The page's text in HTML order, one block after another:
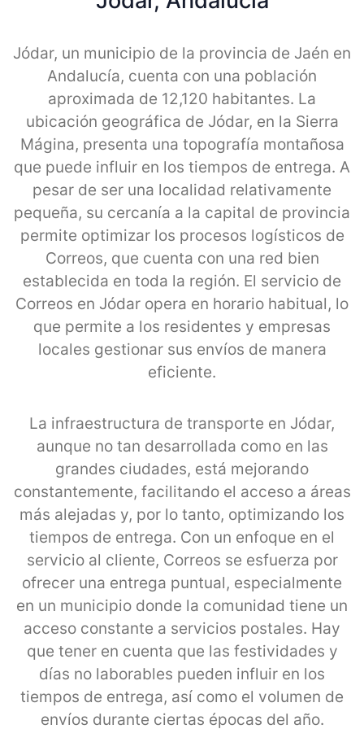
Jódar, un municipio de la provincia de Jaén en
Andalucía, cuenta con una población
aproximada de 12,120 habitantes. La
ubicación geográfica de Jódar, en la Sierra
Mágina, presenta una topografía montañosa
que puede influir en los tiempos de entrega. A
pesar de ser una localidad relativamente
pequeña, su cercanía a la capital de provincia
permite optimizar los procesos logísticos de
Correos, que cuenta con una red bien
establecida en toda la región. El servicio de
Correos en Jódar opera en horario habitual, lo
que permite a los residentes y empresas
locales gestionar sus envíos de manera
eficiente.
La infraestructura de transporte en Jódar,
aunque no tan desarrollada como en las
grandes ciudades, está mejorando
constantemente, facilitando el acceso a áreas
más alejadas y, por lo tanto, optimizando los
tiempos de entrega. Con un enfoque en el
servicio al cliente, Correos se esfuerza por
ofrecer una entrega puntual, especialmente
en un municipio donde la comunidad tiene un
acceso constante a servicios postales. Hay
que tener en cuenta que las festividades y
días no laborables pueden influir en los
tiempos de entrega, así como el volumen de
envíos durante ciertas épocas del año.